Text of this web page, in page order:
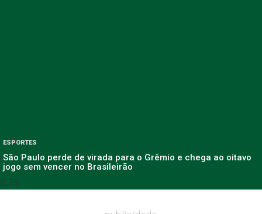
ESPORTES
São Paulo perde de virada para o Grêmio e chega ao oitavo
jogo sem vencer no Brasileirão